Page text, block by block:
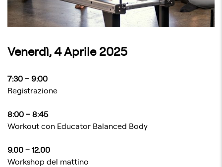
Venerdì, 4 Aprile 2025
7:30 – 9:00
Registrazione
8:00 – 8:45
Workout con Educator Balanced Body
9.00 – 12.00
Workshop del mattino